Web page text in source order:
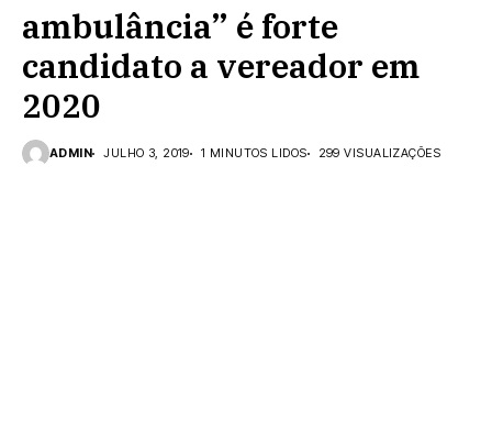
ambulância” é forte
candidato a vereador em
2020
ADMIN JULHO 3, 2019 1 MINUTOS LIDOS 299 VISUALIZAÇÕES